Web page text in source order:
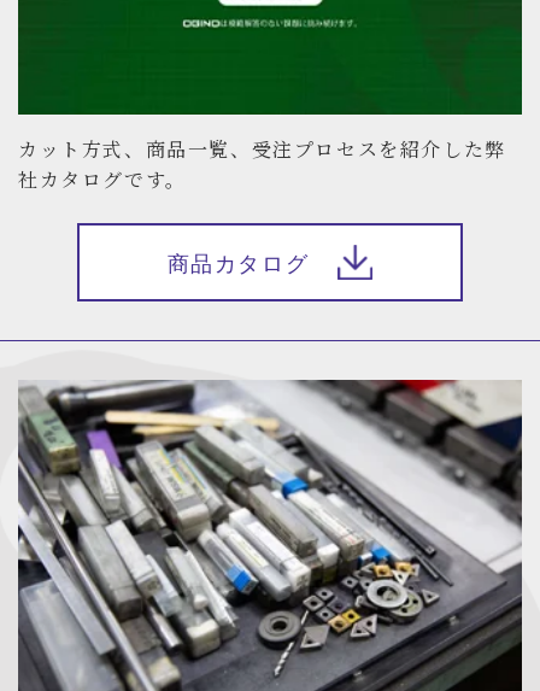
カット方式、商品一覧、受注プロセスを紹介した弊
社カタログです。
商品カタログ